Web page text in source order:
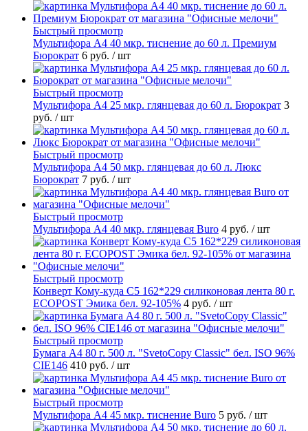
Быстрый просмотр
Мультифора А4 40 мкр. тиснение до 60 л. Премиум
Бюрократ 6 руб. / шт
Быстрый просмотр
Мультифора А4 25 мкр. глянцевая до 60 л. Бюрократ 3
руб. / шт
Быстрый просмотр
Мультифора А4 50 мкр. глянцевая до 60 л. Люкс
Бюрократ 7 руб. / шт
Быстрый просмотр
Мультифора А4 40 мкр. глянцевая Buro 4 руб. / шт
Быстрый просмотр
Конверт Кому-куда С5 162*229 силиконовая лента 80 г.
ECOPOST Эмика бел. 92-105% 4 руб. / шт
Быстрый просмотр
Бумага А4 80 г. 500 л. "SvetoCopy Classic" бел. ISO 96%
CIE146 410 руб. / шт
Быстрый просмотр
Мультифора А4 45 мкр. тиснение Buro 5 руб. / шт